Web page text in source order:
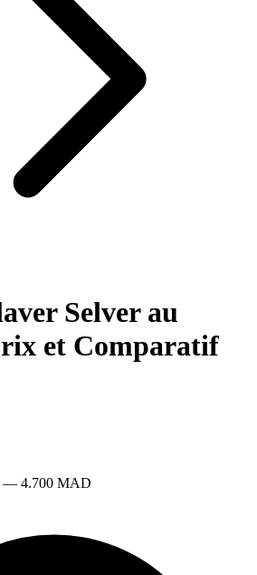
Selver au
et Comparatif
— 4.700 MAD